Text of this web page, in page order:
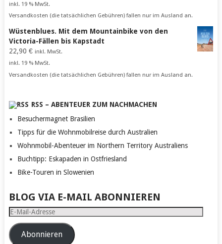
inkl. 19 % MwSt.
Versandkosten (die tatsächlichen Gebühren) fallen nur im Ausland an.
Wüstenblues. Mit dem Mountainbike von den
Victoria-Fällen bis Kapstadt
22,90 € inkl. MwSt.
inkl. 19 % MwSt.
Versandkosten (die tatsächlichen Gebühren) fallen nur im Ausland an.
RSS – ABENTEUER ZUM NACHMACHEN
Besuchermagnet Brasilien
Tipps für die Wohnmobilreise durch Australien
Wohnmobil-Abenteuer im Northern Territory Australiens
Buchtipp: Eskapaden in Ostfriesland
Bike-Touren in Slowenien
BLOG VIA E-MAIL ABONNIEREN
E-
Mail-
AdresseAbonnieren